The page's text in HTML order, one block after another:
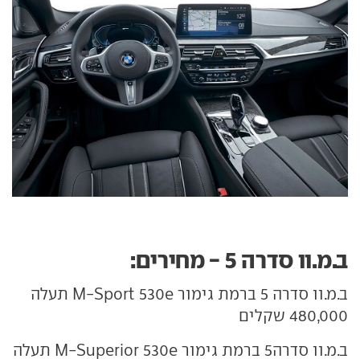
ב.מ.וו סדרה 5 - מחירים:
ב.מ.וו סדרה 5 ברמת גימור M-Sport 530e תעלה
480,000 שקלים
ב.מ.וו סדרה5 ברמת גימור M-Superior 530e תעלה